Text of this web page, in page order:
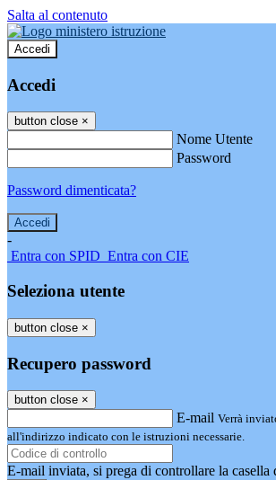
Salta al contenuto
Accedi
Accedi
button close ×
Nome Utente
Password
Password dimenticata?
-
Entra con SPID Entra con CIE
Seleziona utente
button close ×
Recupero password
button close ×
E-mail Verrà
all'indirizzo indicato con le istruzioni necessarie.
E-mail inviata, si prega di controllare la casella